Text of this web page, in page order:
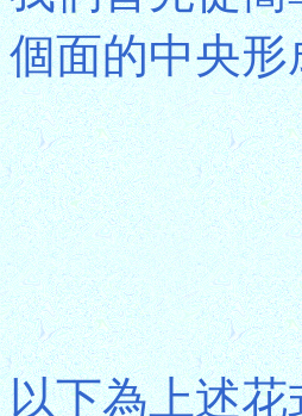
個面的中央
以下為上述